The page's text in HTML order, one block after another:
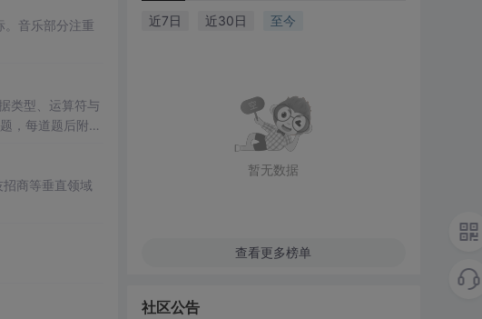
。音乐部分注重
类型、运算符与
，每道题后附有
商等垂直领域
近7日 近30日 至今
暂无数据
查看更多榜单
社区公告